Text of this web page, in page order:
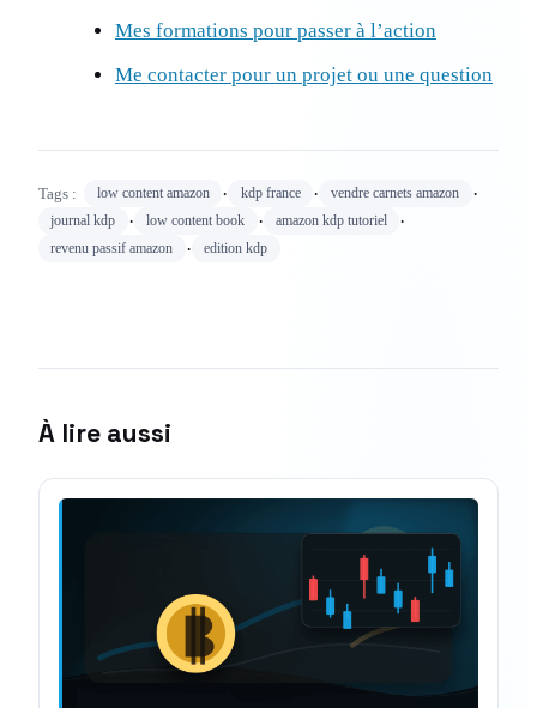
Mes formations pour passer à l’action
Me contacter pour un projet ou une question
Tags : low content amazon · kdp france · vendre carnets amazon ·
journal kdp · low content book · amazon kdp tutoriel ·
revenu passif amazon · edition kdp
À lire aussi